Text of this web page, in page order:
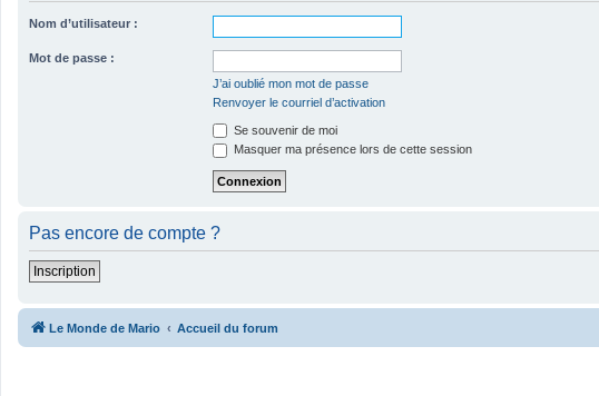
Nom d’utilisateur :
Mot de passe :
J’ai oublié mon mot de passe
Renvoyer le courriel d’activation
Se souvenir de moi
Masquer ma présence lors de cette session
Pas encore de compte ?
Inscription
Le Monde de Mario Accueil du forum